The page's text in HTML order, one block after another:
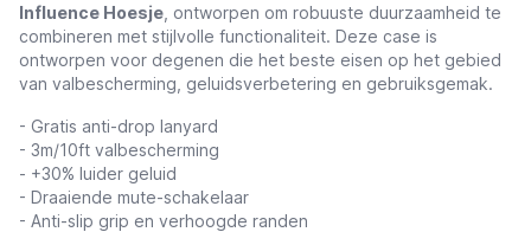
Influence Hoesje , ontworpen om robuuste duurzaamheid te
combineren met stijlvolle functionaliteit. Deze case is
ontworpen voor degenen die het beste eisen op het gebied
van valbescherming, geluidsverbetering en gebruiksgemak.
- Gratis anti-drop lanyard
- 3m/10ft valbescherming
- +30% luider geluid
- Draaiende mute-schakelaar
- Anti-slip grip en verhoogde randen